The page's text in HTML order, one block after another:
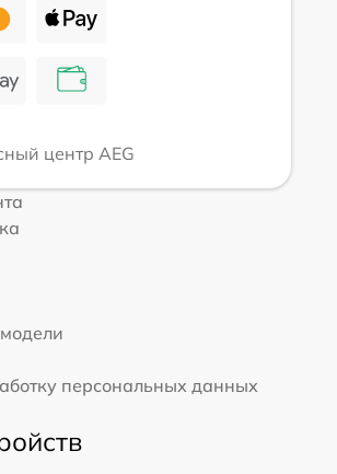
центр AEG
персональных данных